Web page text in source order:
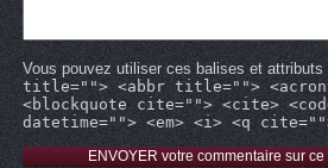
Vous pouvez utiliser ces balises et attributs
title=""> <abbr title="">
<blockquote cite=""> <cite>
datetime=""> <em> <i> <q